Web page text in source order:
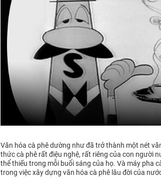
Văn hóa cà phê dường như đã trở thành một nét
thức cà phê rất điệu nghệ, rất riêng của con người
thể thiếu trong mỗi buổi sáng của họ. Và máy pha
trong việc xây dựng văn hóa cà phê lâu đời của